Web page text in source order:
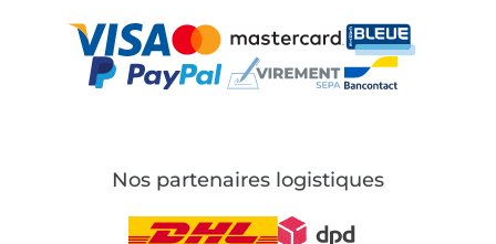
Nos partenaires logistiques